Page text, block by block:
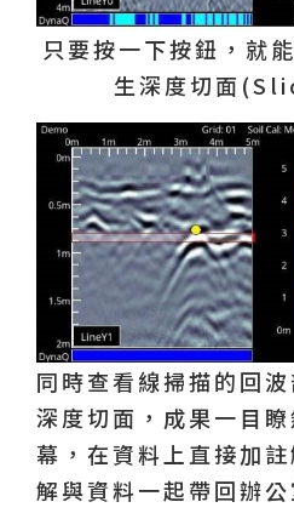
只要按一下按鈕，就
生深度切面
同時查看線掃描的回
深度切面，成果一目
幕，在資料上直接加
解與資料一起帶回辦公